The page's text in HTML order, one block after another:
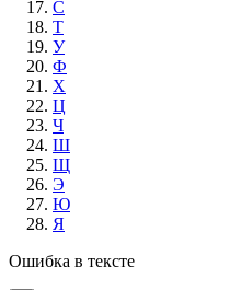
С
Т
У
Ф
Х
Ц
Ч
Ш
Щ
Э
Ю
Я
Ошибка в тексте